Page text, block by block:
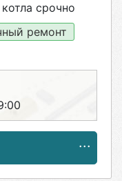
срочно
ремонт
52